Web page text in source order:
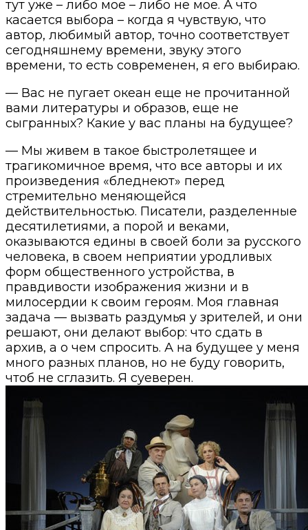
тут уже – либо мое – либо не мое. А что
касается выбора – когда я чувствую, что
автор, любимый автор, точно соответствует
сегодняшнему времени, звуку этого
времени, то есть современен, я его выбираю.
— Вас не пугает океан еще не прочитанной
вами литературы и образов, еще не
сыгранных? Какие у вас планы на будущее?
— Мы живем в такое быстролетящее и
трагикомичное время, что все авторы и их
произведения «бледнеют» перед
стремительно меняющейся
действительностью. Писатели, разделенные
десятилетиями, а порой и веками,
оказываются едины в своей боли за русского
человека, в своем неприятии уродливых
форм общественного устройства, в
правдивости изображения жизни и в
милосердии к своим героям. Моя главная
задача — вызвать раздумья у зрителей, и они
решают, они делают выбор: что сдать в
архив, а о чем спросить. А на будущее у меня
много разных планов, но не буду говорить,
чтоб не сглазить. Я суеверен.